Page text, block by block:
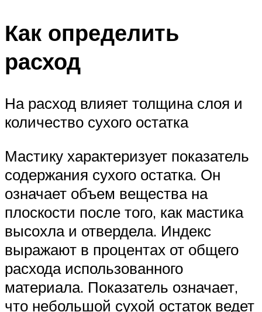
Как определить
расход
На расход влияет толщина слоя и
количество сухого остатка
Мастику характеризует показатель
содержания сухого остатка. Он
означает объем вещества на
плоскости после того, как мастика
высохла и отвердела. Индекс
выражают в процентах от общего
расхода использованного
материала. Показатель означает,
что небольшой сухой остаток ведет